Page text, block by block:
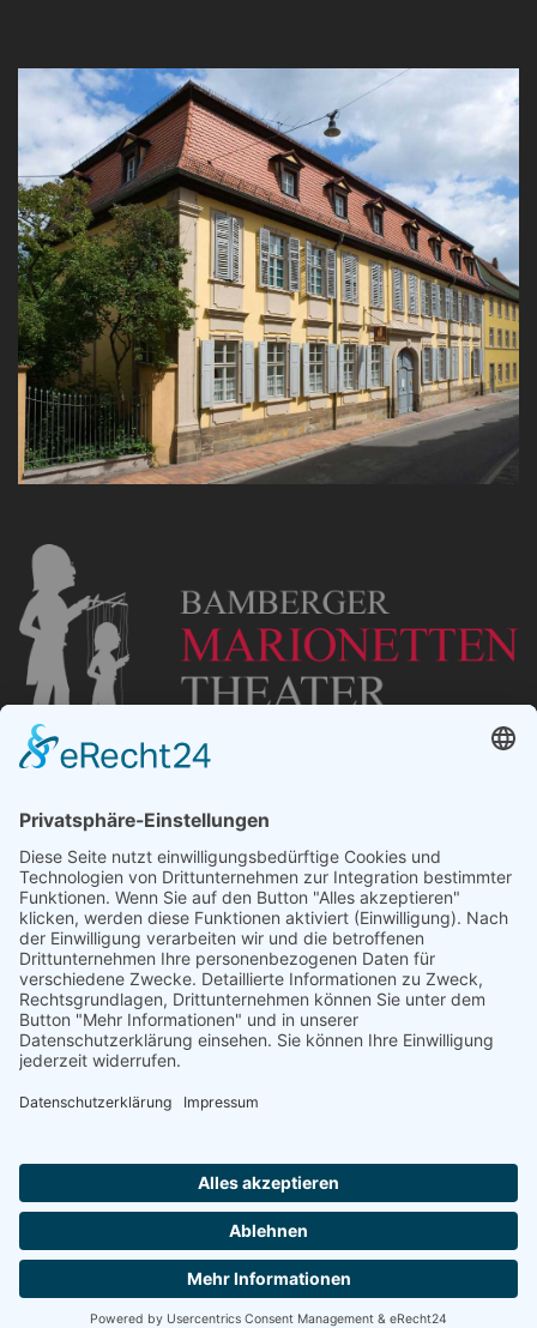
„Staubsches Haus“
Untere Sandstraße 30
96049 Bamberg
Tel: +49 (0) 951 67600
E-Mail:info@bamberger-marionettentheater.de
© Copyright - Bamberger Marionettentheater |Webkonzept Grafe